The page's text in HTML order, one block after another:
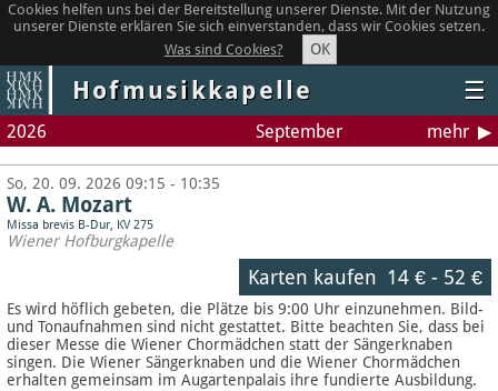
Cookies helfen uns bei der Bereitstellung unserer Dienste. Mit der Nutzung
unserer Dienste erklären Sie sich einverstanden, dass wir Cookies setzen.
Was sind Cookies?
OK
Hofmusikkapelle ☰
2026 September mehr
So, 20. 09. 2026 09:15 - 10:35
W. A. Mozart
Missa brevis B-Dur, KV 275
Wiener Hofburgkapelle
Karten kaufen 14 €- 52 €
Es wird höflich gebeten, die Plätze bis 9:00 Uhr einzunehmen. Bild-
und Tonaufnahmen sind nicht gestattet. Bitte beachten Sie, dass bei
dieser Messe die Wiener Chormädchen statt der Sängerknaben
singen. Die Wiener Sängerknaben und die Wiener Chormädchen
erhalten gemeinsam im Augartenpalais ihre fundierte Ausbildung.